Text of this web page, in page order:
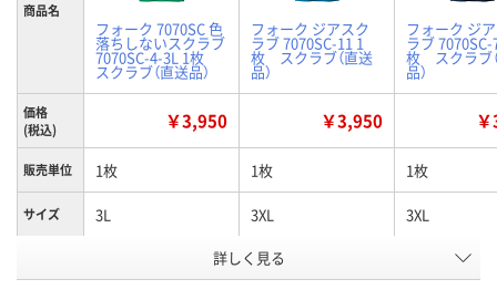
商品名
フォーク 7070SC 色
落ちしないスクラブ
7070SC-4-3L 1枚
スクラブ（直送品）
フォーク ジアスク
ラブ 7070SC-11 1
枚 スクラブ（直送
品）
フォーク ジ
ラブ 7070SC-
枚 スクラブ
品）
価格
(税込)
￥3,950 ￥3,950
販売単位 1枚 1枚 1枚
サイズ 3L 3XL 3XL
ターコイズ ネイビー
詳しく見る